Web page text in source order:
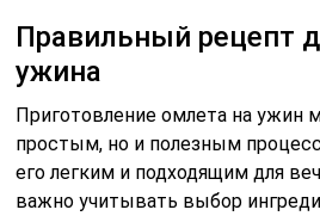
Правильный рецепт
ужина
Приготовление омлета на ужин
простым, но и полезным
его легким и подходящим для
важно учитывать выбор